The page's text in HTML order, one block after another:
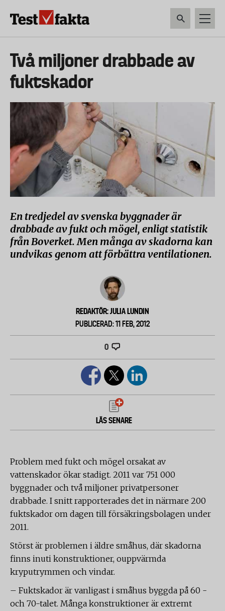
Huvudmeny
ny
HEM & HUSHÅLL
Två miljoner drabbade av
fuktskador
En tredjedel av svenska byggnader är
drabbade av fukt och mögel, enligt statistik
från Boverket. Men många av skadorna kan
undvikas genom att förbättra ventilationen.
REDAKTÖR: JULIA LUNDIN
PUBLICERAD: 11 FEB, 2012
0
LÄS SENARE
Problem med fukt och mögel orsakat av
vattenskador ökar stadigt. 2011 var 751 000
byggnader och två miljoner privatpersoner
drabbade. I snitt rapporterades det in närmare 200
fuktskador om dagen till försäkringsbolagen under
2011.
Störst är problemen i äldre småhus, där skadorna
finns inuti konstruktioner, ouppvärmda
kryputrymmen och vindar.
– Fuktskador är vanligast i småhus byggda på 60 -
och 70-talet. Många konstruktioner är extremt